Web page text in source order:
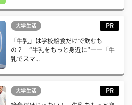
大学生活 PR
「牛乳」は学校給食だけで飲むも
の？ “牛乳をもっと身近に”――「牛
乳でスマ...
大学生活 PR